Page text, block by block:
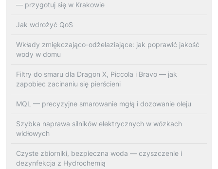
— przygotuj się w Krakowie
Jak wdrożyć QoS
Wkłady zmiękczająco-odżelaziające: jak poprawić jakość
wody w domu
Filtry do smaru dla Dragon X, Piccola i Bravo — jak
zapobiec zacinaniu się pierścieni
MQL — precyzyjne smarowanie mgłą i dozowanie oleju
Szybka naprawa silników elektrycznych w wózkach
widłowych
Czyste zbiorniki, bezpieczna woda — czyszczenie i
dezynfekcja z Hydrochemią